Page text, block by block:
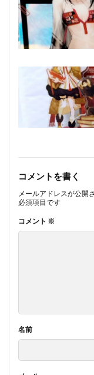
コメントを書く
メールアドレスが公開
必須項目です
コメント ※
名前